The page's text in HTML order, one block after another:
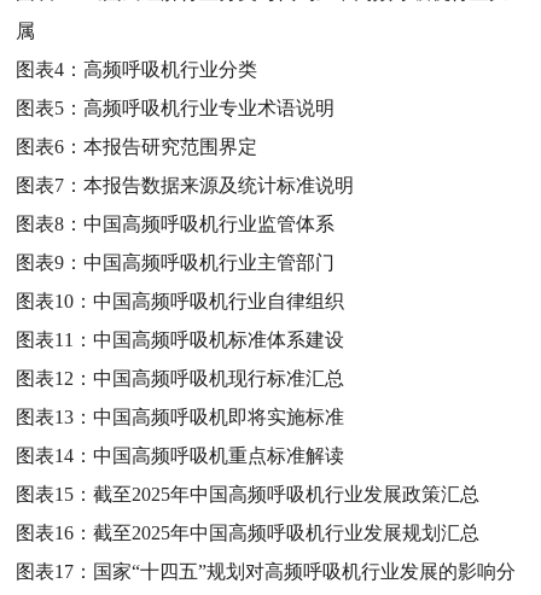
属
图表4：高频呼吸机行业分类
图表5：高频呼吸机行业专业术语说明
图表6：本报告研究范围界定
图表7：本报告数据来源及统计标准说明
图表8：中国高频呼吸机行业监管体系
图表9：中国高频呼吸机行业主管部门
图表10：中国高频呼吸机行业自律组织
图表11：中国高频呼吸机标准体系建设
图表12：中国高频呼吸机现行标准汇总
图表13：中国高频呼吸机即将实施标准
图表14：中国高频呼吸机重点标准解读
图表15：截至2025年中国高频呼吸机行业发展政策汇总
图表16：截至2025年中国高频呼吸机行业发展规划汇总
图表17： 国家“十四五”规划对高频呼吸机行业发展的影响分